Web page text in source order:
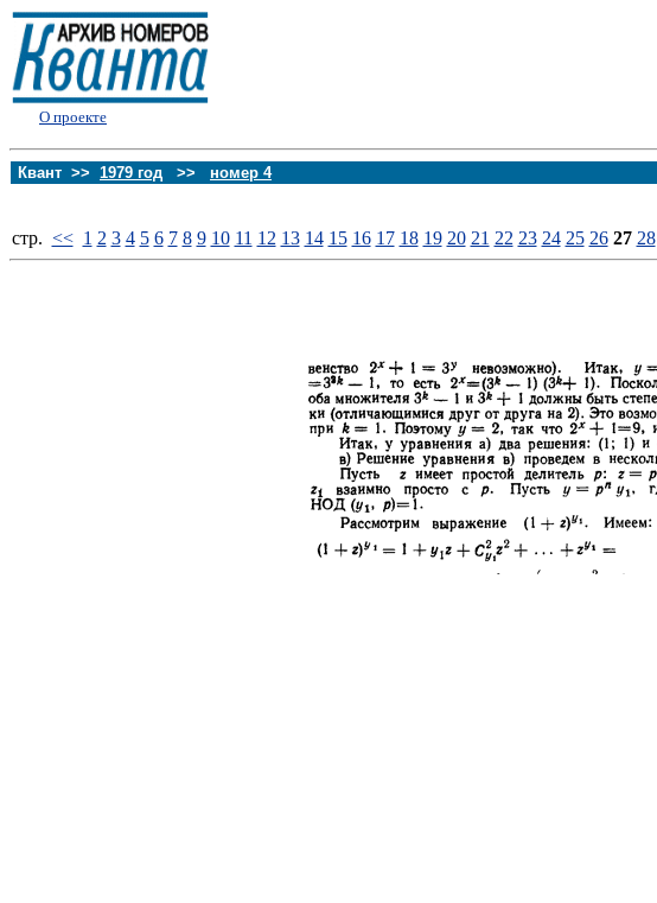
О проекте
Квант >> 1979 год >> номер 4
стp. << 1 2 3 4 5 6 7 8 9 10 11 12 13 14 15 16 17 18 19 20 21 22 23 24 25 26 27 28